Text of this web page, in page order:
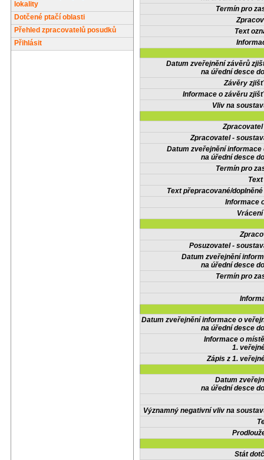
lokality
Dotčené ptačí oblasti
Přehled zpracovatelů posudků
Přihlásit
Termín pro
Text
Datum zveřejnění závěrů
na úřední desce
Závěry
Informace o závěru
Vliv na
Zpracovatel -
Datum zveřejnění informace
na úřední desce
Termín pro
Text přepracované/
Informace
Posuzovatel -
Datum zveřejnění
na úřední desce
Termín pro
Datum zveřejnění informace o
na úřední desce
Informace o
1.
Zápis z 1.
Datum
na úřední desce
Významný negativní vliv na
Stát